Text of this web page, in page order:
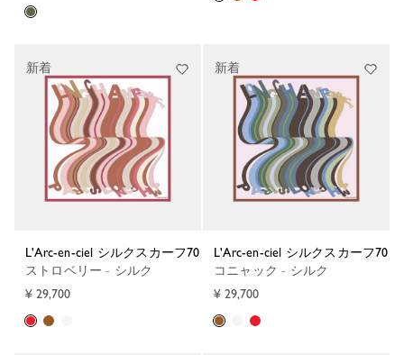
L'Arc-en-ciel シルクスカーフ70
ストロベリー - シルク
¥ 29,700
新着
L'Arc-en-ciel シルクスカーフ70
コニャック - シルク
¥ 29,700
新着